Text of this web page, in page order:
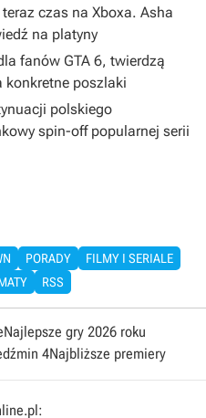
czas na Xboxa. Asha
na platyny
fanów GTA 6, twierdzą
poszlaki
polskiego
spin-off popularnej serii
PORADY
FILMY I SERIALE
RSS
Najlepsze gry 2026 roku
4Najbliższe premiery